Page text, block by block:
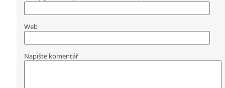
Web
Napište komentář